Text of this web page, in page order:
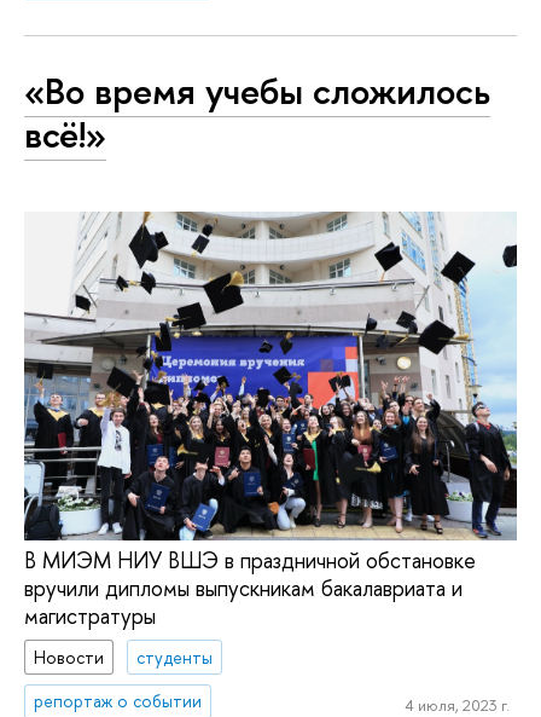
«Во время учебы сложилось
всё!»
В МИЭМ НИУ ВШЭ в праздничной обстановке
вручили дипломы выпускникам бакалавриата и
магистратуры
Новости
студенты
репортаж о событии
4 июля, 2023 г.